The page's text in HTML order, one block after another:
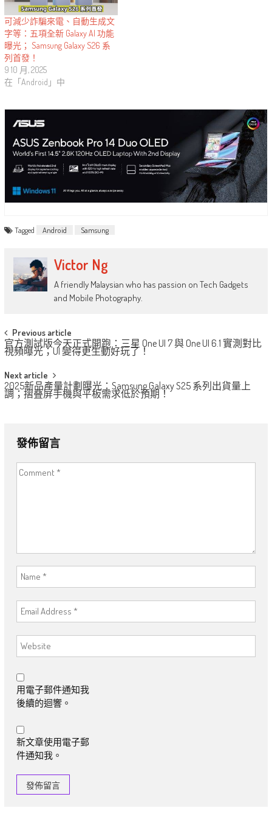
可減少詐騙來電、自動生成文
字等：五項全新 Galaxy AI 功能
曝光； Samsung Galaxy S26 系
列首發！
9 10 月, 2025
在「Android」中
Tagged Android Samsung
Victor Ng
A friendly Malaysian who has passion on Tech Gadgets
and Mobile Photography.
Post
navigation
Previous article
官方測試版今天正式開跑：三星 One UI 7 與 One UI 6.1 實測對比
視頻曝光；UI 變得更生動好玩了！
Next article
2025新品產量計劃曝光：Samsung Galaxy S25 系列出貨量上
調；摺叠屏手機與平板需求低於預期！
發佈留言
用電子郵件通知我
後續的迴響。
新文章使用電子郵
件通知我。